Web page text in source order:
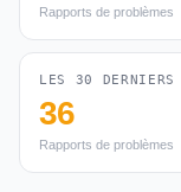
Rapports de problèmes
LES 30 DERNIERS
36
Rapports de problèmes